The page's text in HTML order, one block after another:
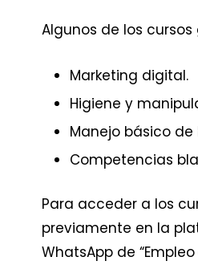
Algunos de los
Marketing digital.
Higiene y
Manejo básico
Competencias
Para acceder a los
previamente en la
WhatsApp de